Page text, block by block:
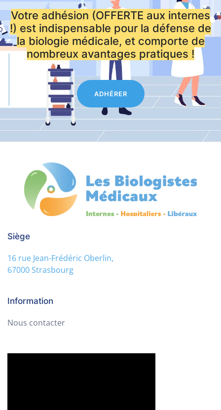
Votre adhésion (OFFERTE aux internes
!) est indispensable pour la défense de
la biologie médicale, et comporte de
nombreux avantages pratiques !
ADHÉRER
Siège
16 rue Jean-Frédéric Oberlin,
67000 Strasbourg
Information
Nous contacter